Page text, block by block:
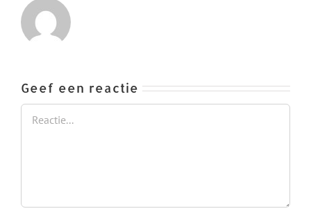
Geef een reactie
Reactie